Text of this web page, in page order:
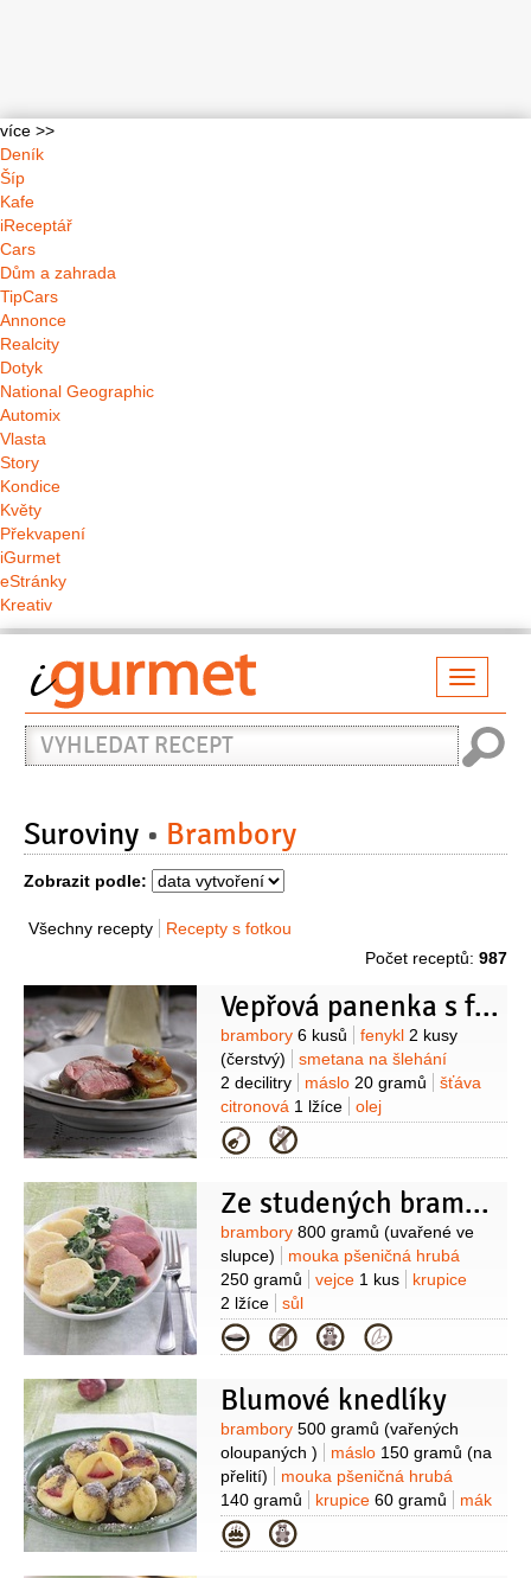
více >>
Deník
Šíp
Kafe
iReceptář
Cars
Dům a zahrada
TipCars
Annonce
Realcity
Dotyk
National Geographic
Automix
Vlasta
Story
Kondice
Květy
Překvapení
iGurmet
eStránky
Kreativ
Vyhledat
recept
Suroviny Brambory
Zobrazit podle:
Všechny recepty
Recepty s fotkou
Počet receptů: 987
Vepřová panenka s fenyklem
Suroviny
brambory 6 kusů fenykl 2 kusy
(čerstvý)
smetana na šlehání
2 decilitry
máslo 20 gramů
šťáva
citronová 1 lžíce
olej
olivový
pepř
600 gramů (panenka)
Kategorie
Ze studených brambor
Suroviny
brambory 800 gramů (uvařené ve
slupce)
mouka pšeničná hrubá
250 gramů
vejce 1 kus
krupice
2 lžíce
sůl
Kategorie
Blumové knedlíky
Suroviny
brambory 500 gramů (vařených
oloupaných )
máslo 150 gramů (na
přelití)
mouka pšeničná hrubá
140 gramů
krupice 60 gramů
mák
5 lžic
(mletý, na ozdobu)
moučkový5 lžic (na ozdobu)
vejce
Kategorie